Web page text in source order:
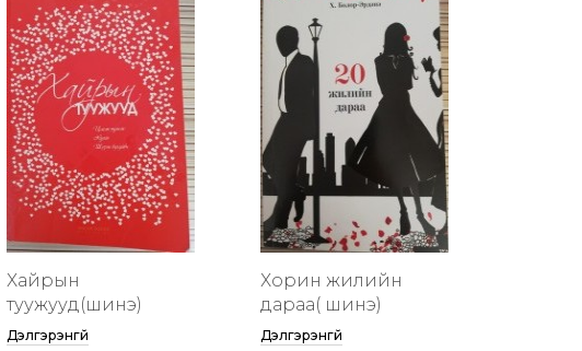
Хайрын
туужууд(шинэ)
Дэлгэрэнгүй
Хорин жилийн
дараа( шинэ)
Дэлгэрэнгүй